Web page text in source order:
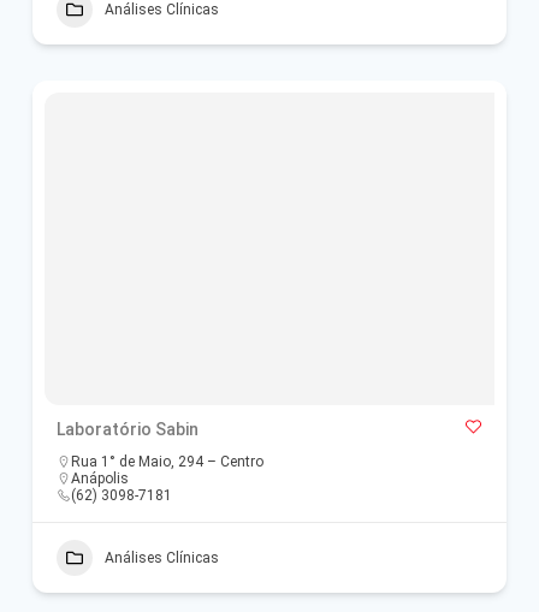
Análises Clínicas
Laboratório Sabin
Rua 1° de Maio, 294 – Centro
Anápolis
(62) 3098-7181
Análises Clínicas